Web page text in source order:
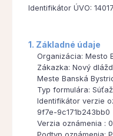
Identifikátor ÚVO:
1. Základné údaje
Organizácia: Mesto
Zákazka: Nový
Meste Banská
Typ formulára: Súťaž
Identifikátor verzie
9f7e-9c171b243bb0
Verzia oznámenia :